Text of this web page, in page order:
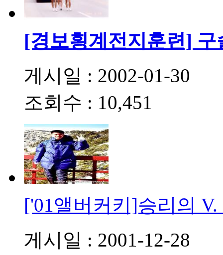
[경보횡계전지훈련]
게시일 : 2002-01-30
조회수 : 10,451
['01앨버커키]승리의
게시일 : 2001-12-28